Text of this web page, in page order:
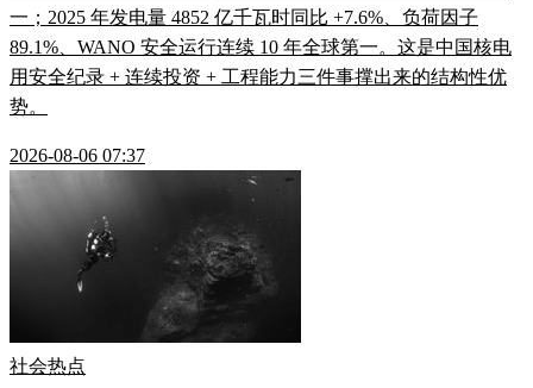
一；2025 年发电量 4852 亿千瓦时同比 +7.6%、负荷因子
89.1%、WANO 安全运行连续 10 年全球第一。这是中国核电
用安全纪录 + 连续投资 + 工程能力三件事撑出来的结构性优
势。
2026-08-06 07:37
社会热点